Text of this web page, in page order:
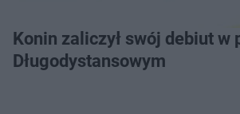
Konin zaliczył swój debiut w przeprowadzeniu Grand Prix Wielkopolski w Pływaniu
Długodystansowym